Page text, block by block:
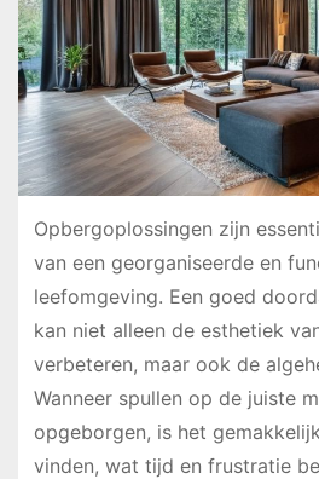
Opbergoplossingen zijn
van een georganiseerde en
leefomgeving. Een goed
kan niet alleen de esthetiek
verbeteren, maar ook de
Wanneer spullen op de juiste
opgeborgen, is het
vinden, wat tijd en frustratie